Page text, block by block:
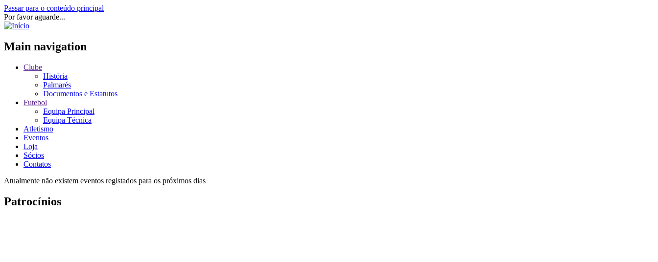
Passar para o conteúdo principal
Por favor aguarde...
Main navigation
Clube
História
Palmarés
Documentos e Estatutos
Futebol
Equipa Principal
Equipa Técnica
Atletismo
Eventos
Loja
Sócios
Contatos
Atualmente não existem eventos registados para os próximos dias
Patrocínios